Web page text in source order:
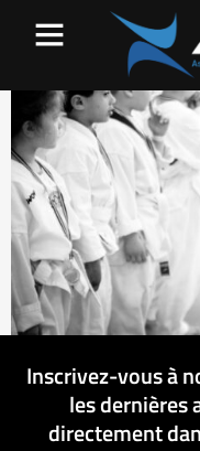
Inscrivez-vous à
les dernières
directement